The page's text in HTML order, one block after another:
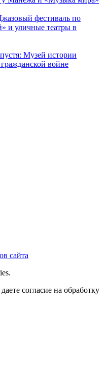
фестиваль по
и уличные театры в
Музей истории
войне
сайта
согласие на обработку